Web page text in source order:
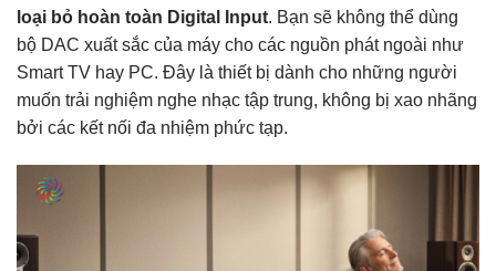
loại bỏ hoàn toàn Digital Input. Bạn sẽ không thể dùng
bộ DAC xuất sắc của máy cho các nguồn phát ngoài như
Smart TV hay PC. Đây là thiết bị dành cho những người
muốn trải nghiệm nghe nhạc tập trung, không bị xao nhãng
bởi các kết nối đa nhiệm phức tạp.